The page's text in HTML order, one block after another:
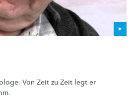
Von Zeit zu Zeit legt er